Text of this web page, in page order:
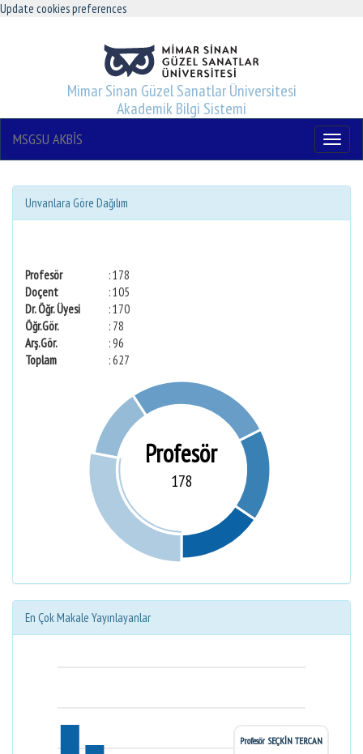
Update cookies preferences
Mimar Sinan Güzel Sanatlar Üniversitesi
Akademik Bilgi Sistemi
Menu
MSGSU AKBİS
Unvanlara Göre Dağılım
Profesör
: 178
Doçent
: 105
Dr. Öğr. Üyesi
: 170
Öğr.Gör.
: 78
Arş.Gör.
: 96
Toplam
: 627
Profesör
178
En Çok Makale Yayınlayanlar
Profesör SEÇKİN TERCAN